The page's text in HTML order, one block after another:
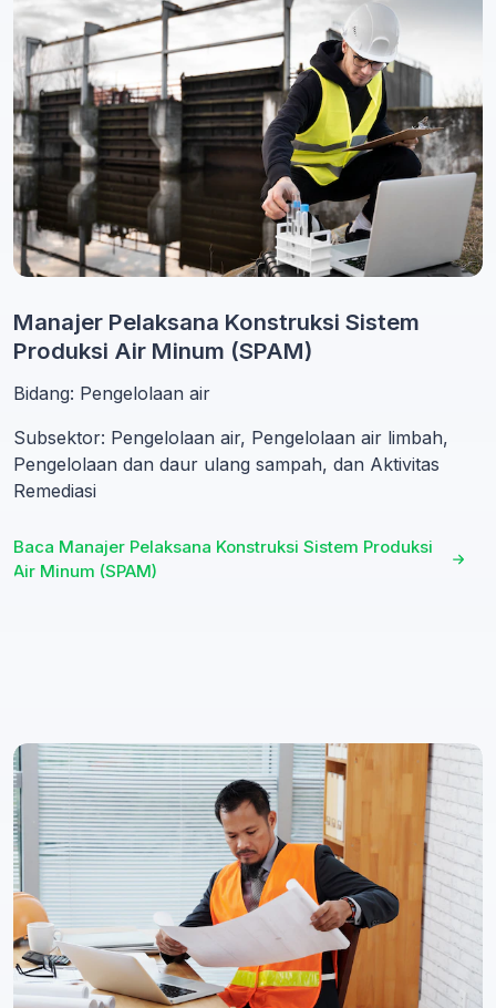
Manajer Pelaksana Konstruksi Sistem
Produksi Air Minum (SPAM)
Bidang: Pengelolaan air
Subsektor: Pengelolaan air, Pengelolaan air limbah,
Pengelolaan dan daur ulang sampah, dan Aktivitas
Remediasi
Baca Manajer Pelaksana Konstruksi Sistem Produksi
Air Minum (SPAM)